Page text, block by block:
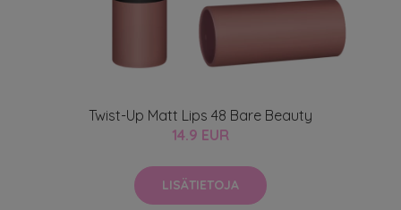
Twist-Up Matt Lips 48 Bare Beauty
14.9 EUR
LISÄTIETOJA